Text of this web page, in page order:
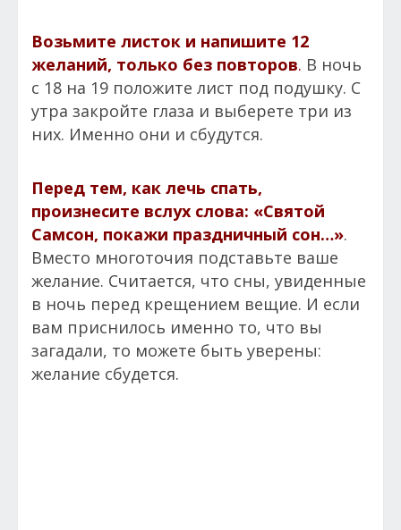
Возьмите листок и напишите 12
желаний, только без повторов. В ночь
с 18 на 19 положите лист под подушку. С
утра закройте глаза и выберете три из
них. Именно они и сбудутся.
Перед тем, как лечь спать,
произнесите вслух слова: «Святой
Самсон, покажи праздничный сон…».
Вместо многоточия подставьте ваше
желание. Считается, что сны, увиденные
в ночь перед крещением вещие. И если
вам приснилось именно то, что вы
загадали, то можете быть уверены:
желание сбудется.